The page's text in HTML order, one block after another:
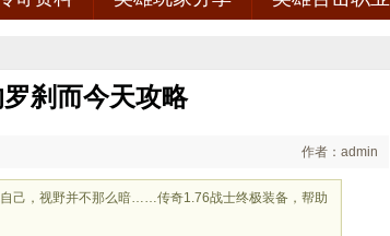
刹而今天攻略
作者：admin
己，视野并不那么暗……传奇1.76战士终极装备，帮助